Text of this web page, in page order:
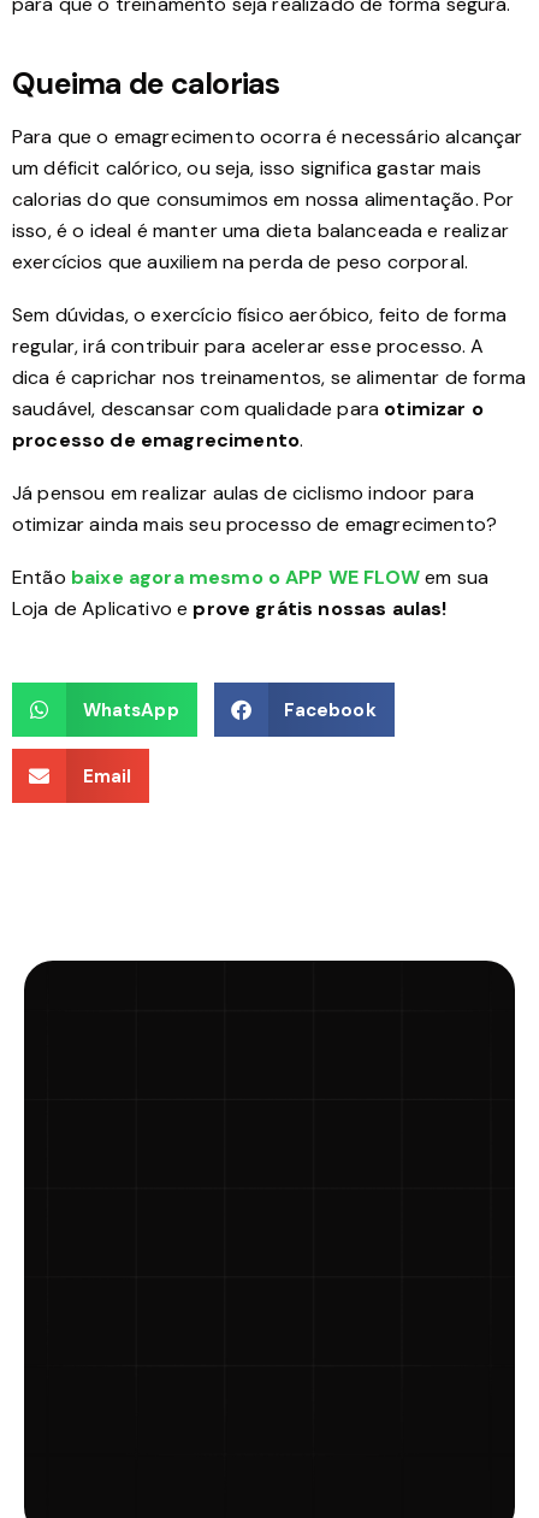
Queima de calorias
Para que o emagrecimento ocorra é necessário alcançar
um déficit calórico, ou seja, isso significa gastar mais
calorias do que consumimos em nossa alimentação. Por
isso, é o ideal é manter uma dieta balanceada e realizar
exercícios que auxiliem na perda de peso corporal.
Sem dúvidas, o exercício físico aeróbico, feito de forma
regular, irá contribuir para acelerar esse processo. A
dica é caprichar nos treinamentos, se alimentar de forma
saudável, descansar com qualidade para otimizar o
processo de emagrecimento.
Já pensou em realizar aulas de ciclismo indoor para
otimizar ainda mais seu processo de emagrecimento?
Então baixe agora mesmo o APP WE FLOWem sua
Loja de Aplicativo e prove grátis nossas aulas!
WhatsApp Facebook
Email